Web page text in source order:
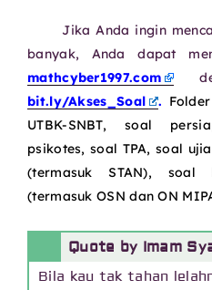
Jika Anda ingin
banyak, Anda dapat
mathcyber1997.com
bit.ly/Akses_Soal
.
UTBK-SNBT, soal
psikotes, soal TPA, soal
(termasuk STAN), soal
(termasuk OSN dan ON
Quote by Imam
Bila kau tak tahan